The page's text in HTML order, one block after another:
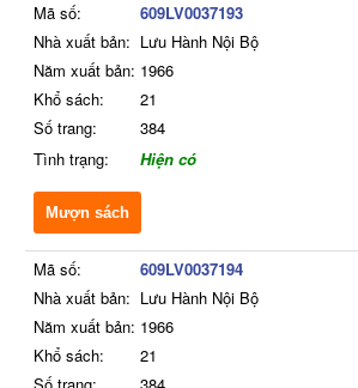
Mã số:
609LV0037193
Nhà xuất bản: Lưu Hành Nội Bộ
Năm xuất bản: 1966
Khổ sách:
21
Số trang:
384
Tình trạng:
Hiện có
Mượn sách
Mã số:
609LV0037194
Nhà xuất bản: Lưu Hành Nội Bộ
Năm xuất bản: 1966
Khổ sách:
21